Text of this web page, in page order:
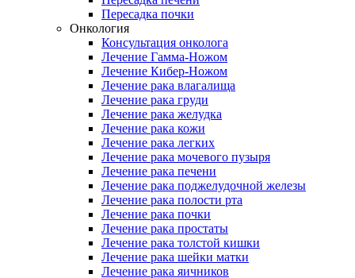
Пересадка почки
Онкология
Консультация онколога
Лечение Гамма-Ножом
Лечение Кибер-Ножом
Лечение рака влагалища
Лечение рака груди
Лечение рака желудка
Лечение рака кожи
Лечение рака легких
Лечение рака мочевого пузыря
Лечение рака печени
Лечение рака поджелудочной железы
Лечение рака полости рта
Лечение рака почки
Лечение рака простаты
Лечение рака толстой кишки
Лечение рака шейки матки
Лечение рака яичников